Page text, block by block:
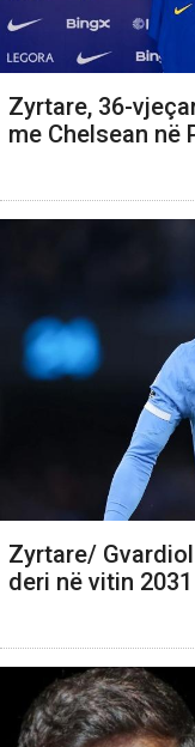
Zyrtare, 36-
me Chelsean në
Zyrtare/
deri në vitin 2031